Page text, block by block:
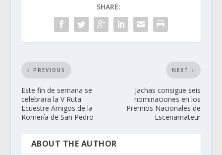
SHARE:
PREVIOUS
Este fin de semana se
celebrara la V Ruta
Ecuestre Amigos de la
Romería de San Pedro
NEXT
Jachas consigue seis
nominaciones en los
Premios Nacionales de
Escenamateur
ABOUT THE AUTHOR